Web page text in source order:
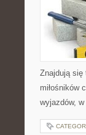
Znajdują się
miłośników
wyjazdów,